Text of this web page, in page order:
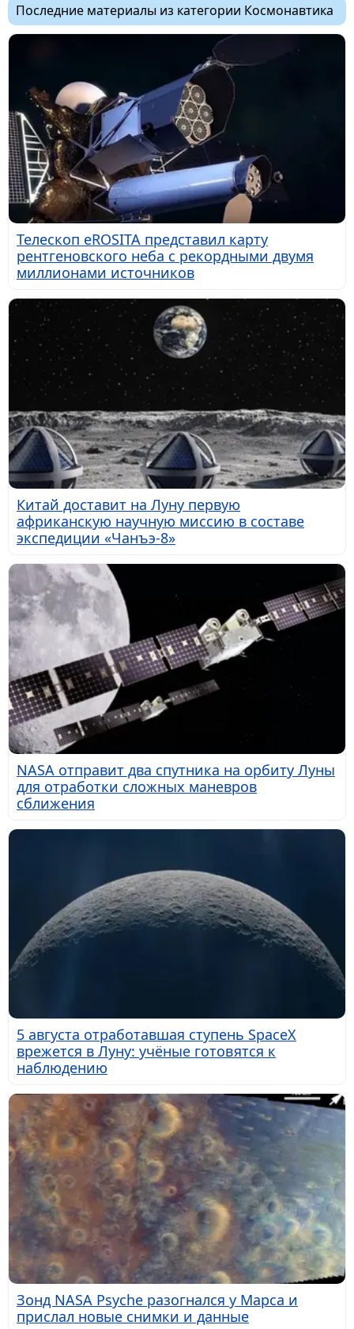
Последние материалы из категории Космонавтика
Телескоп eROSITA представил карту
рентгеновского неба с рекордными двумя
миллионами источников
Китай доставит на Луну первую
африканскую научную миссию в составе
экспедиции «Чанъэ-8»
NASA отправит два спутника на орбиту Луны
для отработки сложных маневров
сближения
5 августа отработавшая ступень SpaceX
врежется в Луну: учёные готовятся к
наблюдению
Зонд NASA Psyche разогнался у Марса и
прислал новые снимки и данные